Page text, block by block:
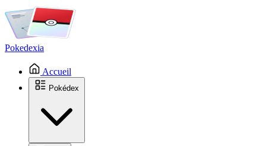
Pokedexia
Accueil